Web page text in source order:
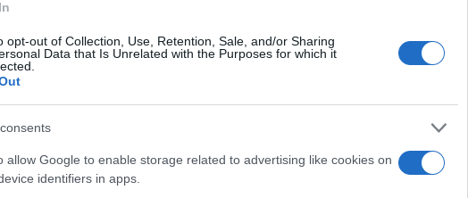
opt-out of Collection, Use, Retention, Sale, and/or Sharing
Data that Is Unrelated with the Purposes for which it
allow Google to enable storage related to advertising like cookies on
identifiers in apps.
harcolnak, szeretik ha a dolgok úgy alakulnak
kritikusak tudnak lenni az élet számtalan
22.
szimbóluma. Úgy vélik, hogy az érme az egyik
módon befolyásolhatja a világot. A szimbólum
az igazukért, önmagukért, azokért akik a számukra
de a kreatív dolgok jobban vonzzák őket.
számukra ez az önkifejezés.